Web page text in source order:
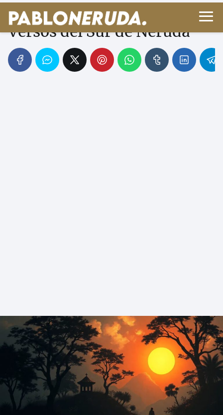
El Sol: Fuego Vital en los
Versos del Sur de Neruda